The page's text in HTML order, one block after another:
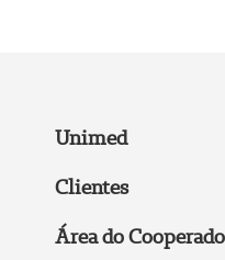
Unimed
Clientes
Área do Cooperado